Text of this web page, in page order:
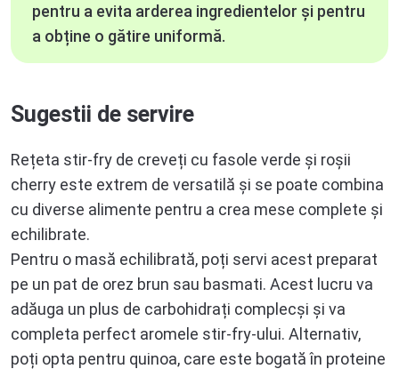
pentru a evita arderea ingredientelor și pentru
a obține o gătire uniformă.
Sugestii de servire
Rețeta stir-fry de creveți cu fasole verde și roșii
cherry este extrem de versatilă și se poate combina
cu diverse alimente pentru a crea mese complete și
echilibrate.
Pentru o masă echilibrată, poți servi acest preparat
pe un pat de orez brun sau basmati. Acest lucru va
adăuga un plus de carbohidrați complecși și va
completa perfect aromele stir-fry-ului. Alternativ,
poți opta pentru quinoa, care este bogată în proteine